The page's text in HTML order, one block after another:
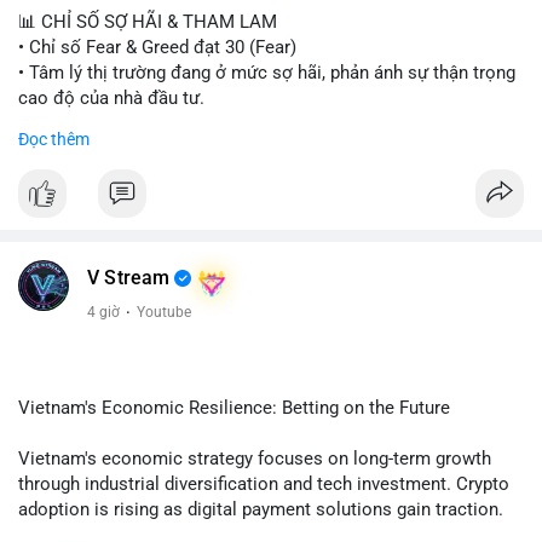
📊 CHỈ SỐ SỢ HÃI & THAM LAM
• Chỉ số Fear & Greed đạt 30 (Fear)
• Tâm lý thị trường đang ở mức sợ hãi, phản ánh sự thận trọng
cao độ của nhà đầu tư.
📈 XU HƯỚNG TÌM KIẾM & THẢO LUẬN
CASHCAT, CRO.
• Google Trends Việt Nam: Giá vàng thế giới, Giải bóng đá
Ngoại hạng Anh, Tin 24h, Trường đại học.
hơn nhiều so với kỳ vọng.
tháng 9; Thượng nghị sĩ Warren yêu cầu luật pháp không do
ngành crypto tự viết.
• Binance Square: Cộng đồng tập trung thảo luận về các lệnh
Đọc thêm
V Stream
4 giờ · Youtube
Vietnam's Economic Resilience: Betting on the Future
Vietnam's economic strategy focuses on long-term growth
through industrial diversification and tech investment. Crypto
adoption is rising as digital payment solutions gain traction.